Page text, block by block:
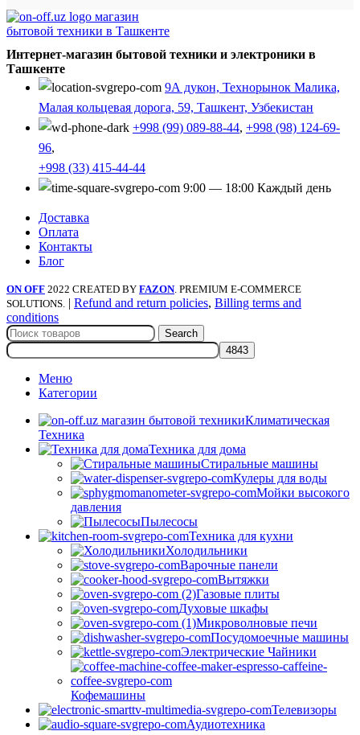
Интернет-магазин бытовой техники и электроники в
Ташкенте
9А дукон, Технорынок Малика,
Малая кольцевая дорога, 59, Ташкент, Узбекистан
+998 (99) 089-88-44, +998 (98) 124-69-
96,
+998 (33) 415-44-44
9:00 — 18:00 Каждый день
Доставка
Оплата
Контакты
Блог
ON OFF 2022 CREATED BY FAZON. PREMIUM E-COMMERCE
SOLUTIONS. | Refund and return policies, Billing terms and
conditions
Search
Меню
Категории
Климатическая
Техника
Техника для дома
Стиральные машины
Кулеры для воды
Мойки высокого
давления
Пылесосы
Техника для кухни
Холодильники
Варочные панели
Вытяжки
Газовые плиты
Духовые шкафы
Микроволновые печи
Посудомоечные машины
Электрические Чайники
Кофемашины
Телевизоры
Аудиотехника